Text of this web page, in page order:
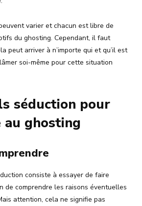
varier et chacun est libre de
du ghosting. Cependant, il faut
peut arriver à n’importe qui et qu’il est
soi-même pour cette situation
séduction pour
au ghosting
consiste à essayer de faire
de comprendre les raisons éventuelles
attention, cela ne signifie pas